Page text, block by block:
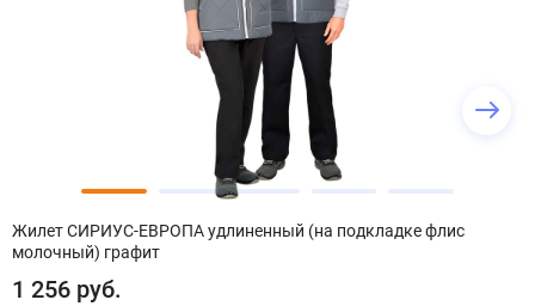
Жилет СИРИУС-ЕВРОПА удлиненный (на подкладке флис
молочный) графит
1 256 руб.